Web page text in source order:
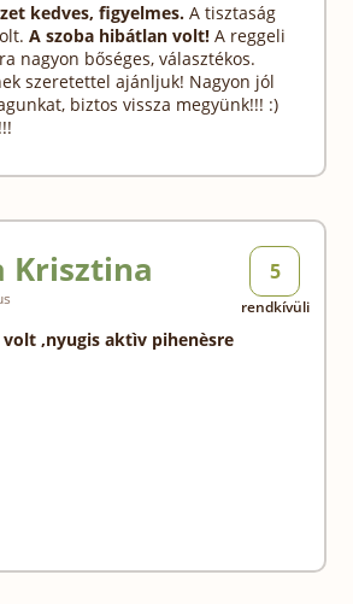
kedves, figyelmes.A tisztaság
A szoba hibátlan volt!A reggeli
nagyon bőséges, választékos.
szeretettel ajánljuk! Nagyon jól
biztos vissza megyünk!!! :)
Krisztina
,nyugis aktìv pihenèsre
5
rendkívüli